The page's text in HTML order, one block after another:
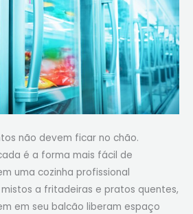
não devem ficar no chão.
é a forma mais fácil de
uma cozinha profissional
a fritadeiras e pratos quentes,
em seu balcão liberam espaço